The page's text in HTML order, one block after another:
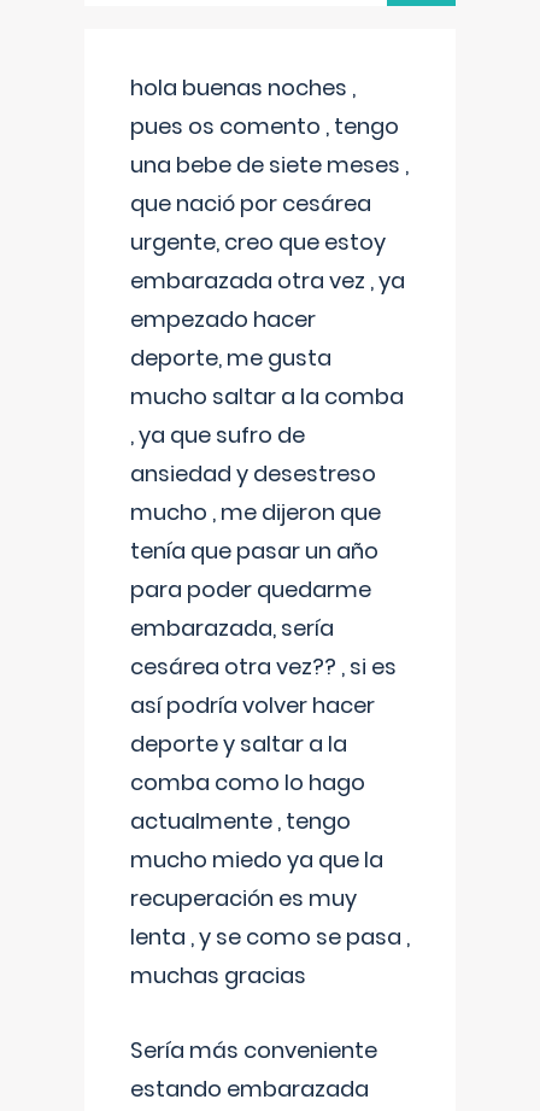
hola buenas noches ,
pues os comento , tengo
una bebe de siete meses ,
que nació por cesárea
urgente, creo que estoy
embarazada otra vez , ya
empezado hacer
deporte, me gusta
mucho saltar a la comba
, ya que sufro de
ansiedad y desestreso
mucho , me dijeron que
tenía que pasar un año
para poder quedarme
embarazada, sería
cesárea otra vez?? , si es
así podría volver hacer
deporte y saltar a la
comba como lo hago
actualmente , tengo
mucho miedo ya que la
recuperación es muy
lenta , y se como se pasa ,
muchas gracias
Sería más conveniente
estando embarazada